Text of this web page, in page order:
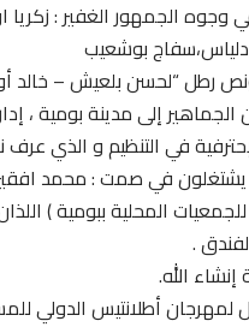
وجوه الجمهور الغفير :
بوشعيب
ونص رطل “لحسن بلعيش –
إلى مدينة بومية
في التنظيم و الذي عرف
يشتغلون في صمت : محمد
المحلية ببومية )
.
الله.
لمهرجان أطلانتيس الدولي